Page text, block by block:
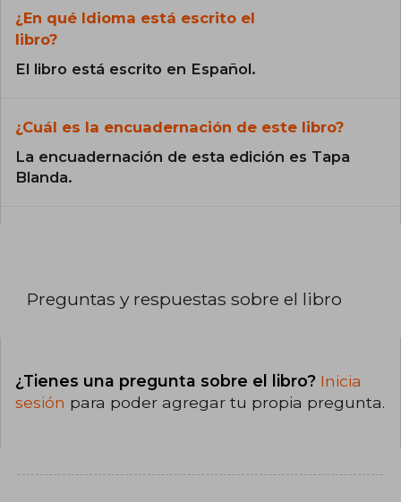
¿En qué Idioma está escrito el
libro?
El libro está escrito en Español.
¿Cuál es la encuadernación de este libro?
La encuadernación de esta edición es Tapa
Blanda.
Preguntas y respuestas sobre el libro
¿Tienes una pregunta sobre el libro? Inicia
sesión para poder agregar tu propia pregunta.